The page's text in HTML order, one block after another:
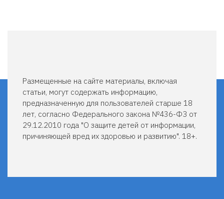
Размещенные на сайте материалы, включая
статьи, могут содержать информацию,
предназначенную для пользователей старше 18
лет, согласно Федерального закона №436-ФЗ от
29.12.2010 года "О защите детей от информации,
причиняющей вред их здоровью и развитию". 18+.